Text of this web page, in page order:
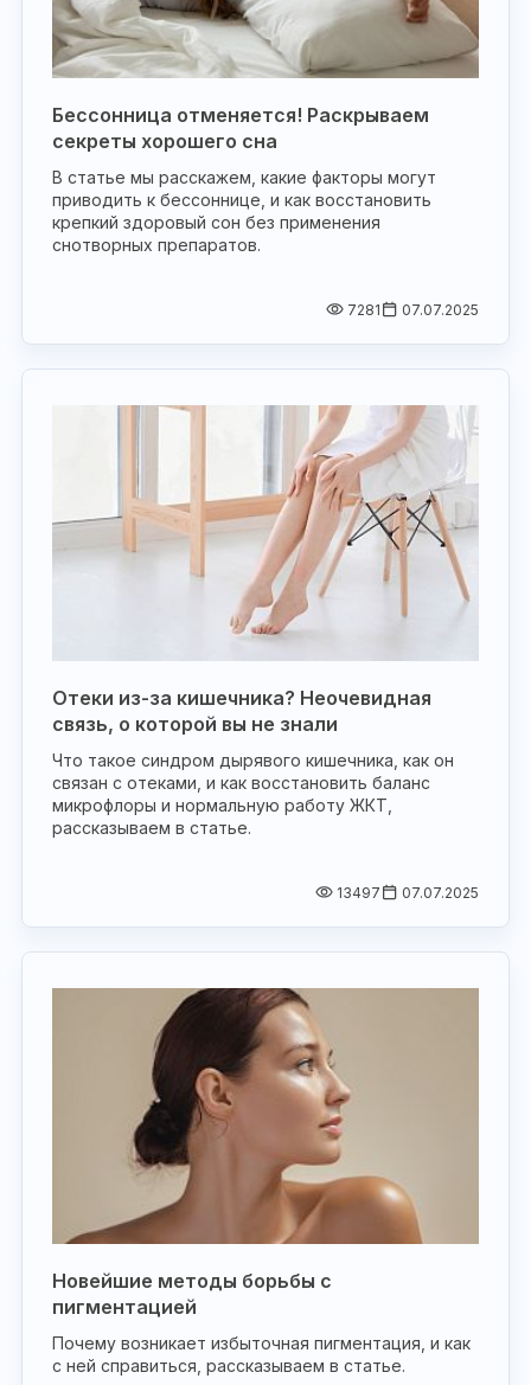
Бессонница отменяется! Раскрываем
секреты хорошего сна
В статье мы расскажем, какие факторы могут
приводить к бессоннице, и как восстановить
крепкий здоровый сон без применения
снотворных препаратов.
7281 07.07.2025
Отеки из-за кишечника? Неочевидная
связь, о которой вы не знали
Что такое синдром дырявого кишечника, как он
связан с отеками, и как восстановить баланс
микрофлоры и нормальную работу ЖКТ,
рассказываем в статье.
13497 07.07.2025
Новейшие методы борьбы с
пигментацией
Почему возникает избыточная пигментация, и как
с ней справиться, рассказываем в статье.